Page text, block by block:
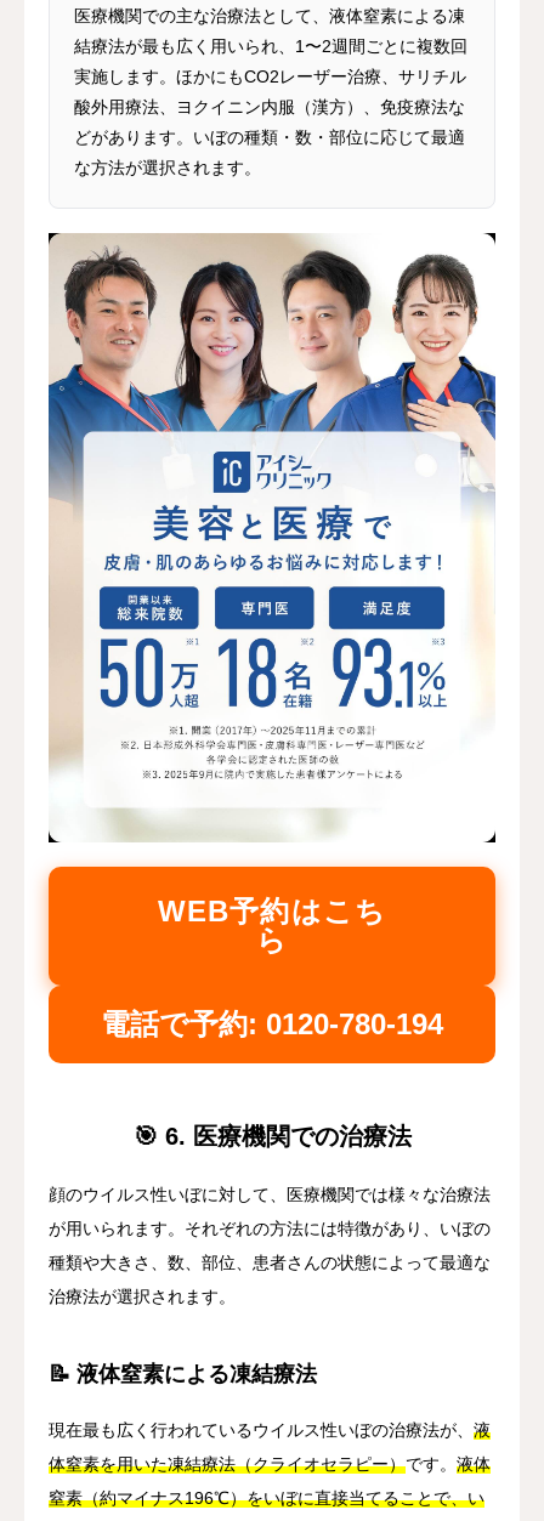
医療機関での主な治療法として、液体窒素による凍
結療法が最も広く用いられ、1〜2週間ごとに複数回
実施します。ほかにもCO2レーザー治療、サリチル
酸外用療法、ヨクイニン内服（漢方）、免疫療法な
どがあります。いぼの種類・数・部位に応じて最適
な方法が選択されます。
WEB予約はこち
ら
電話で予約: 0120-780-194
🎯 6. 医療機関での治療法
顔のウイルス性いぼに対して、医療機関では様々な治療法
が用いられます。それぞれの方法には特徴があり、いぼの
種類や大きさ、数、部位、患者さんの状態によって最適な
治療法が選択されます。
📝 液体窒素による凍結療法
現在最も広く行われているウイルス性いぼの治療法が、 液
体窒素を用いた凍結療法（クライオセラピー）です。 液体
窒素（約マイナス196℃）をいぼに直接当てることで、い